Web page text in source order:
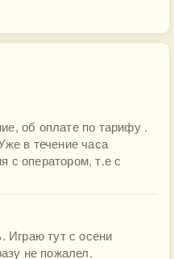
об оплате по тарифу .
в течение часа
с оператором, т.е с
Играю тут с осени
не пожалел.